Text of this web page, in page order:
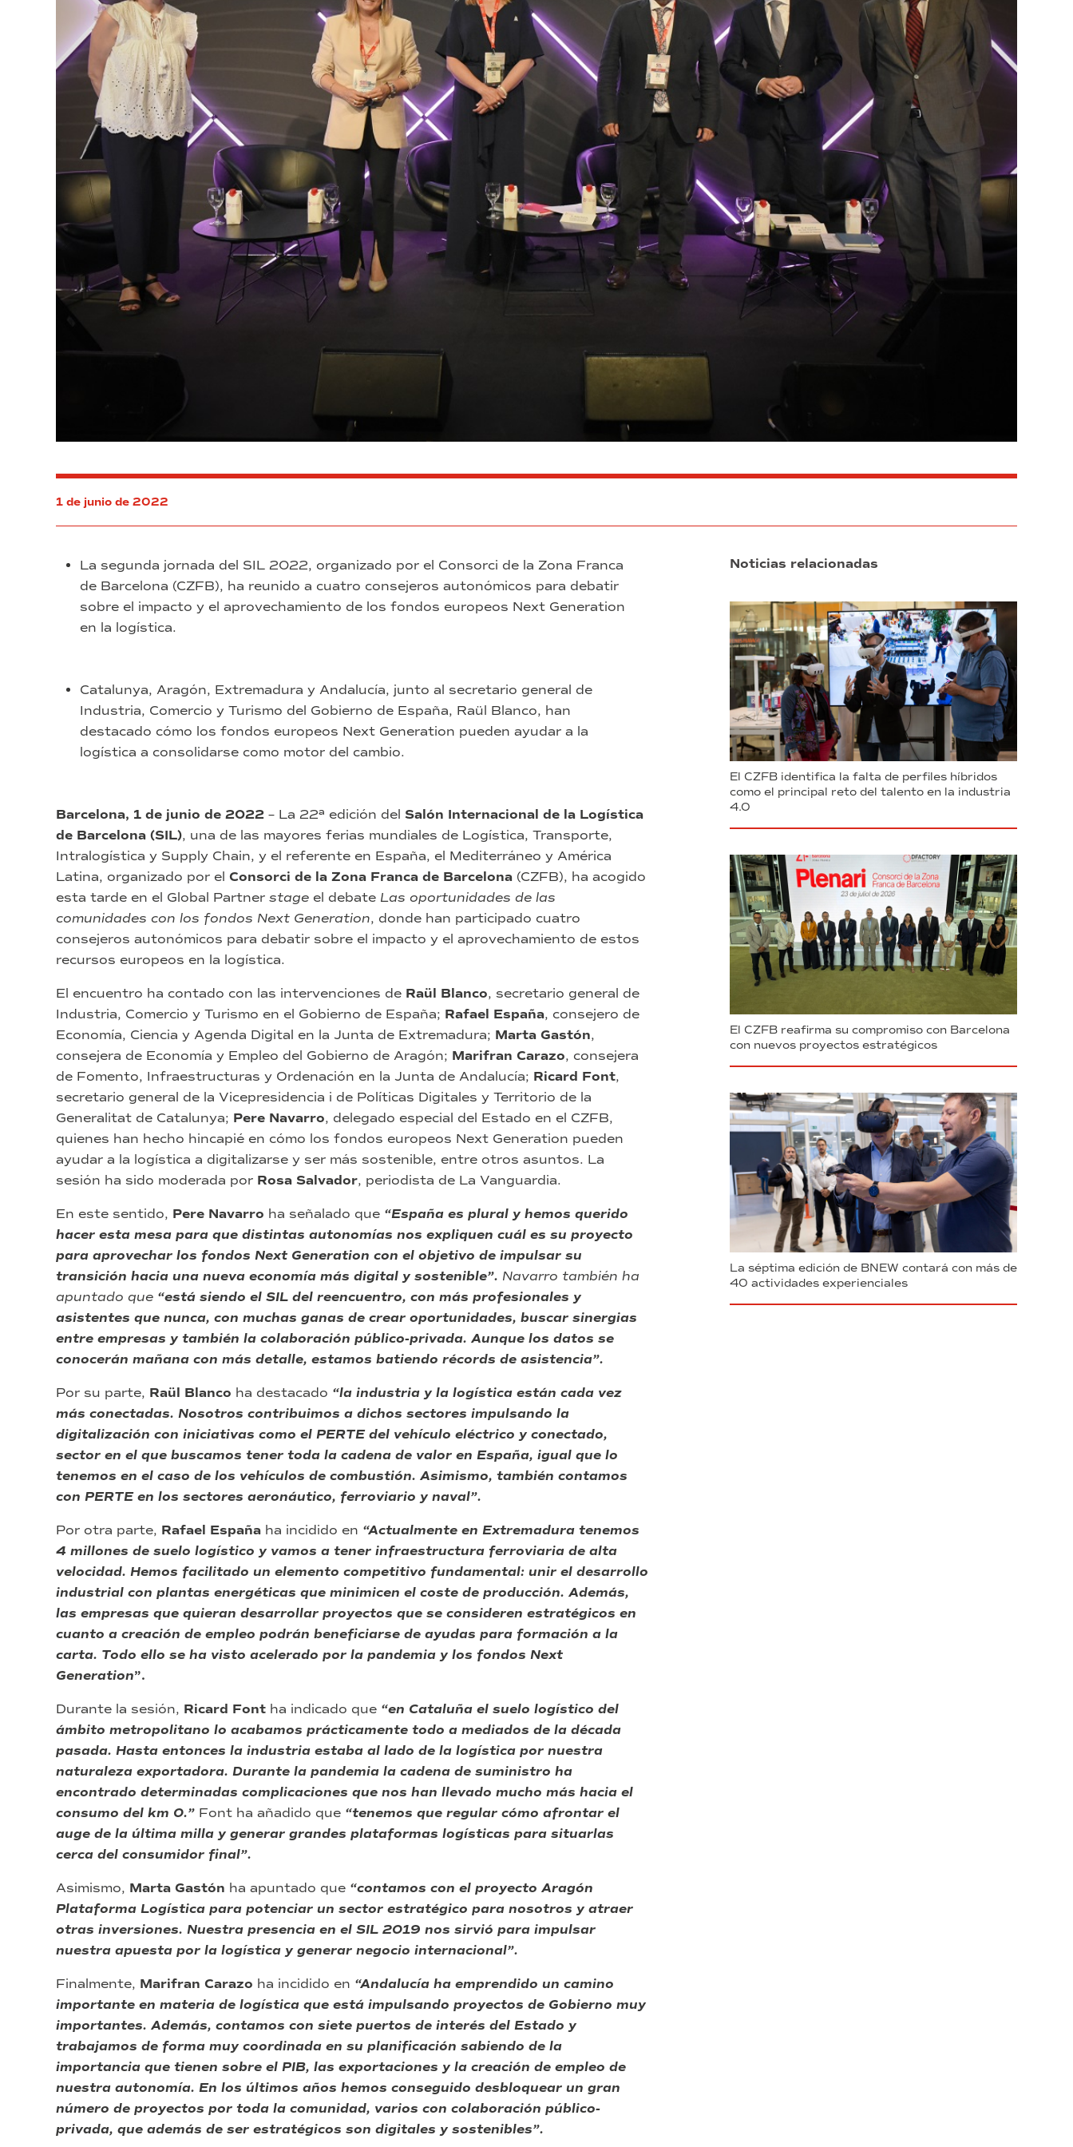
1 de junio de 2022
La segunda jornada del SIL 2022, organizado por el Consorci de la Zona Franca
de Barcelona (CZFB), ha reunido a cuatro consejeros autonómicos para debatir
sobre el impacto y el aprovechamiento de los fondos europeos Next Generation
en la logística.
Catalunya, Aragón, Extremadura y Andalucía, junto al secretario general de
Industria, Comercio y Turismo del Gobierno de España, Raül Blanco, han
destacado cómo los fondos europeos Next Generation pueden ayudar a la
logística a consolidarse como motor del cambio.
Barcelona, 1 de junio de 2022 – La 22ª edición del Salón Internacional de la Logística
de Barcelona (SIL), una de las mayores ferias mundiales de Logística, Transporte,
Intralogística y Supply Chain, y el referente en España, el Mediterráneo y América
Latina, organizado por el Consorci de la Zona Franca de Barcelona (CZFB), ha acogido
esta tarde en el Global Partner stage el debate Las oportunidades de las
comunidades con los fondos Next Generation, donde han participado cuatro
consejeros autonómicos para debatir sobre el impacto y el aprovechamiento de estos
recursos europeos en la logística.
El encuentro ha contado con las intervenciones de Raül Blanco, secretario general de
Industria, Comercio y Turismo en el Gobierno de España; Rafael España, consejero de
Economía, Ciencia y Agenda Digital en la Junta de Extremadura; Marta Gastón,
consejera de Economía y Empleo del Gobierno de Aragón; Marifran Carazo, consejera
de Fomento, Infraestructuras y Ordenación en la Junta de Andalucía; Ricard Font,
secretario general de la Vicepresidencia i de Políticas Digitales y Territorio de la
Generalitat de Catalunya; Pere Navarro, delegado especial del Estado en el CZFB,
quienes han hecho hincapié en cómo los fondos europeos Next Generation pueden
ayudar a la logística a digitalizarse y ser más sostenible, entre otros asuntos. La
sesión ha sido moderada por Rosa Salvador, periodista de La Vanguardia.
En este sentido, Pere Navarro ha señalado que “España es plural y hemos querido
hacer esta mesa para que distintas autonomías nos expliquen cuál es su proyecto
para aprovechar los fondos Next Generation con el objetivo de impulsar su
transición hacia una nueva economía más digital y sostenible”. Navarro también ha
apuntado que “está siendo el SIL del reencuentro, con más profesionales y
asistentes que nunca, con muchas ganas de crear oportunidades, buscar sinergias
entre empresas y también la colaboración público-privada. Aunque los datos se
conocerán mañana con más detalle, estamos batiendo récords de asistencia”.
Por su parte, Raül Blanco ha destacado “la industria y la logística están cada vez
más conectadas. Nosotros contribuimos a dichos sectores impulsando la
digitalización con iniciativas como el PERTE del vehículo eléctrico y conectado,
sector en el que buscamos tener toda la cadena de valor en España, igual que lo
tenemos en el caso de los vehículos de combustión. Asimismo, también contamos
con PERTE en los sectores aeronáutico, ferroviario y naval”.
Por otra parte, Rafael España ha incidido en “Actualmente en Extremadura tenemos
4 millones de suelo logístico y vamos a tener infraestructura ferroviaria de alta
velocidad. Hemos facilitado un elemento competitivo fundamental: unir el desarrollo
industrial con plantas energéticas que minimicen el coste de producción. Además,
las empresas que quieran desarrollar proyectos que se consideren estratégicos en
cuanto a creación de empleo podrán beneficiarse de ayudas para formación a la
carta. Todo ello se ha visto acelerado por la pandemia y los fondos Next
Generation”.
Durante la sesión, Ricard Font ha indicado que “en Cataluña el suelo logístico del
ámbito metropolitano lo acabamos prácticamente todo a mediados de la década
pasada. Hasta entonces la industria estaba al lado de la logística por nuestra
naturaleza exportadora. Durante la pandemia la cadena de suministro ha
encontrado determinadas complicaciones que nos han llevado mucho más hacia el
consumo del km 0.” Font ha añadido que “tenemos que regular cómo afrontar el
auge de la última milla y generar grandes plataformas logísticas para situarlas
cerca del consumidor final”.
Asimismo, Marta Gastón ha apuntado que “contamos con el proyecto Aragón
Plataforma Logística para potenciar un sector estratégico para nosotros y atraer
otras inversiones. Nuestra presencia en el SIL 2019 nos sirvió para impulsar
nuestra apuesta por la logística y generar negocio internacional”.
Finalmente, Marifran Carazo ha incidido en “Andalucía ha emprendido un camino
importante en materia de logística que está impulsando proyectos de Gobierno muy
importantes. Además, contamos con siete puertos de interés del Estado y
trabajamos de forma muy coordinada en su planificación sabiendo de la
importancia que tienen sobre el PIB, las exportaciones y la creación de empleo de
nuestra autonomía. En los últimos años hemos conseguido desbloquear un gran
número de proyectos por toda la comunidad, varios con colaboración público-
privada, que además de ser estratégicos son digitales y sostenibles”.
Noticias relacionadas
El CZFB identifica la falta de perfiles híbridos
como el principal reto del talento en la industria
4.0
El CZFB reafirma su compromiso con Barcelona
con nuevos proyectos estratégicos
La séptima edición de BNEW contará con más de
40 actividades experienciales